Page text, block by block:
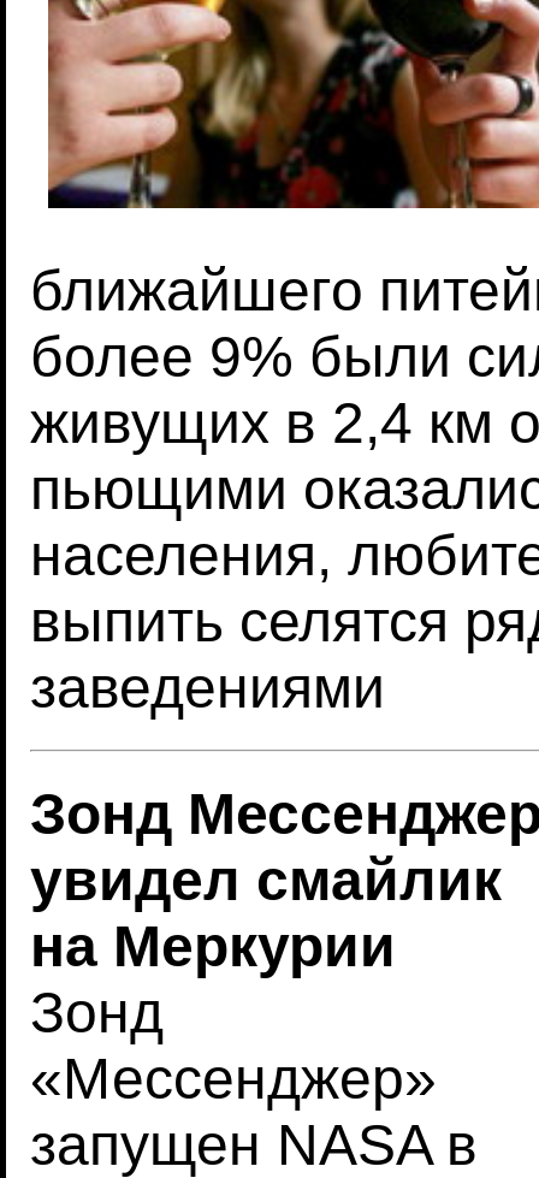
ближайшего
более 9% были
живущих в 2,4 км
пьющими
населения,
выпить селятся
заведениями
Зонд
увидел смайлик
на Меркурии
Зонд
«Мессенджер»
запущен NASA в